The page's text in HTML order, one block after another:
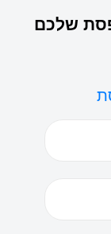
שלכם